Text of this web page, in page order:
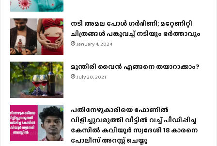
നടി അമല പോൾ ​ഗർഭിണി; മറ്റേണിറ്റി
ചിത്രങ്ങള്‍ പങ്കുവച്ച് നടിയും ഭർത്താവും
January 4, 2024
മുന്തിരി വൈന്‍ എങ്ങനെ തയാറാക്കാം?
July 20, 2021
പതിനേഴുകാരിയെ ഫോണിൽ
വിളിച്ചുവരുത്തി വീട്ടിൽ വച്ച് പീഡിപ്പിച്ച
കേസിൽ കവിയൂർ സ്വദേശി 18 കാരനെ
പോലീസ് അറസ്റ്റ് ചെയ്തു